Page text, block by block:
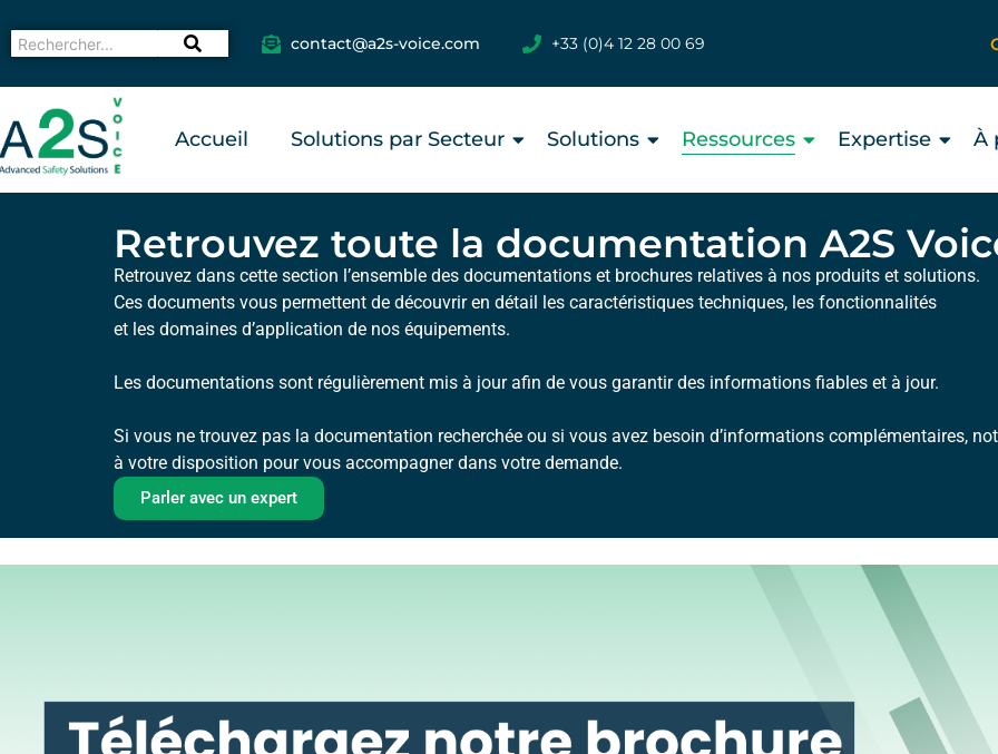
contact@a2s-voice.com +33 (0)4 12 28 00 69
Accueil Solutions par Secteur Solutions Ressources Expertise À
Retrouvez toute la documentation A2S
Retrouvez dans cette section l’ensemble des documentations et brochures relatives à nos produits et solutions.
Ces documents vous permettent de découvrir en détail les caractéristiques techniques, les fonctionnalités
et les domaines d’application de nos équipements.
Les documentations sont régulièrement mis à jour afin de vous garantir des informations fiables et à jour.
Si vous ne trouvez pas la documentation recherchée ou si vous avez besoin d’informations complémentaires,
à votre disposition pour vous accompagner dans votre demande.
Parler avec un expert